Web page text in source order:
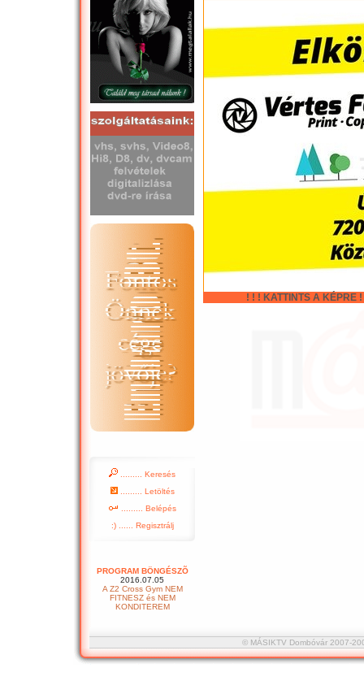
! ! ! KATTINTS A KÉPRE
......... Keresés
......... Letöltés
......... Belépés
:) ...... Regisztrálj
PROGRAM BÖNGÉSZÕ
2016.07.05
A Z2 Cross Gym NEM
FITNESZ és NEM
KONDITEREM
© MÁSIKTV Dombóvár 2007-